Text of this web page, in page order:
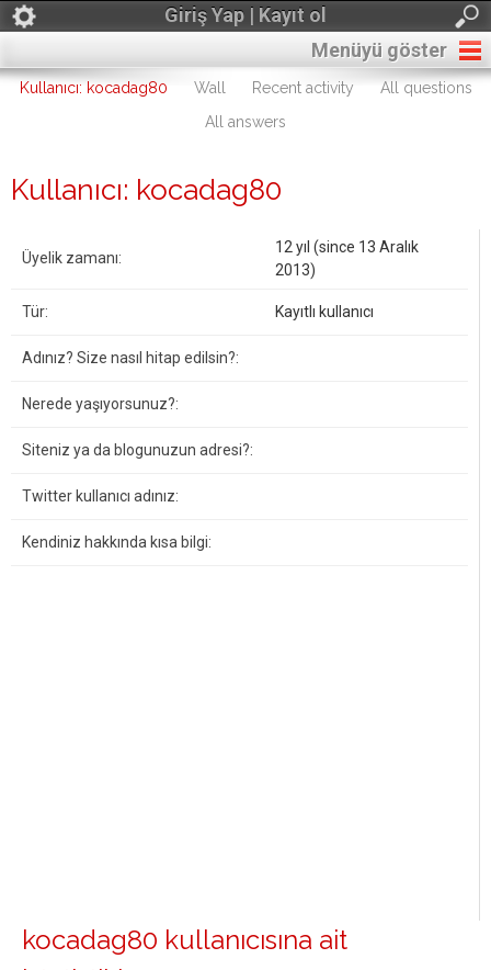
Giriş Yap | Kayıt ol
Menüyü göster
Kullanıcı: kocadag80 Wall Recent activity
All questions
All answers
Kullanıcı: kocadag80
Üyelik zamanı:
12 yıl (since 13 Aralık
2013)
Tür: Kayıtlı kullanıcı
Adınız? Size nasıl hitap edilsin?:
Nerede yaşıyorsunuz?:
Siteniz ya da blogunuzun adresi?:
Twitter kullanıcı adınız:
Kendiniz hakkında kısa bilgi:
kocadag80 kullanıcısına ait